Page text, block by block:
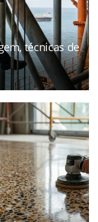
técnicas de